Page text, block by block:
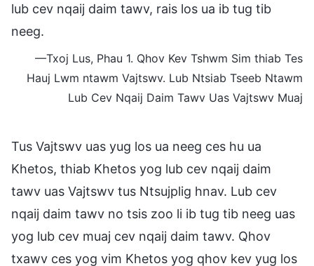
lub cev nqaij daim tawv, rais los ua ib tug tib
neeg.
—Txoj Lus, Phau 1. Qhov Kev Tshwm Sim thiab Tes
Hauj Lwm ntawm Vajtswv. Lub Ntsiab Tseeb Ntawm
Lub Cev Nqaij Daim Tawv Uas Vajtswv Muaj
Tus Vajtswv uas yug los ua neeg ces hu ua
Khetos, thiab Khetos yog lub cev nqaij daim
tawv uas Vajtswv tus Ntsujplig hnav. Lub cev
nqaij daim tawv no tsis zoo li ib tug tib neeg uas
yog lub cev muaj cev nqaij daim tawv. Qhov
txawv ces yog vim Khetos yog qhov kev yug los